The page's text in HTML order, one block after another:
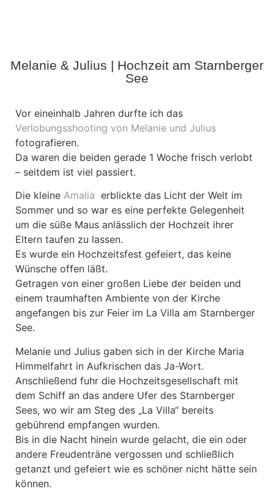
Melanie & Julius | Hochzeit am Starnberger
See
Vor eineinhalb Jahren durfte ich das
Verlobungsshooting von Melanie und Julius
fotografieren.
Da waren die beiden gerade 1 Woche frisch verlobt
– seitdem ist viel passiert.
Die kleine Amalia erblickte das Licht der Welt im
Sommer und so war es eine perfekte Gelegenheit
um die süße Maus anlässlich der Hochzeit ihrer
Eltern taufen zu lassen.
Es wurde ein Hochzeitsfest gefeiert, das keine
Wünsche offen läßt.
Getragen von einer großen Liebe der beiden und
einem traumhaften Ambiente von der Kirche
angefangen bis zur Feier im La Villa am Starnberger
See.
Melanie und Julius gaben sich in der Kirche Maria
Himmelfahrt in Aufkrischen das Ja-Wort.
Anschließend fuhr die Hochzeitsgesellschaft mit
dem Schiff an das andere Ufer des Starnberger
Sees, wo wir am Steg des „La Villa“ bereits
gebührend empfangen wurden.
Bis in die Nacht hinein wurde gelacht, die ein oder
andere Freudenträne vergossen und schließlich
getanzt und gefeiert wie es schöner nicht hätte sein
können.